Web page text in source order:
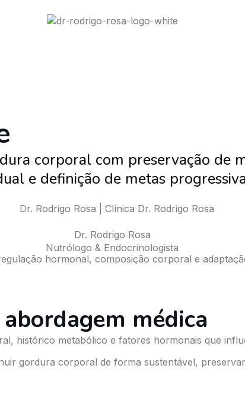
corporal com preservação de
e definição de metas
Dr. Rodrigo Rosa
Nutrólogo & Endocrinologista
hormonal, composição corporal e
médica
histórico metabólico e fatores hormonais que
gordura corporal de forma sustentável,